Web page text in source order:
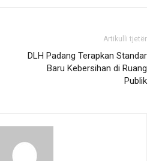
Artikulli tjetër
DLH Padang Terapkan Standar
Baru Kebersihan di Ruang
Publik